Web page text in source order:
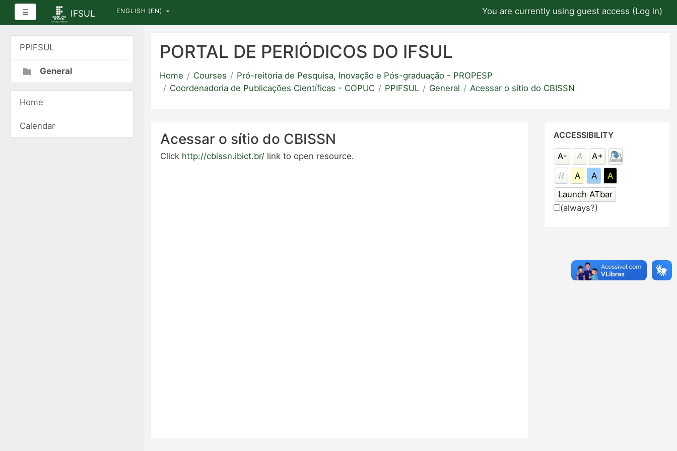
main
☰ Side panel IFSUL You are currently using guest access (Log in)
ENGLISH ‎(EN)‎
PORTAL DE PERIÓDICOS DO IFSUL
Home Courses
Pró-reitoria de Pesquisa, Inovação e Pós-graduação - PROPESP
Coordenadoria de Publicações Científicas - COPUC
PPIFSUL General Acessar o sítio do CBISSN
Acessar o sítio do CBISSN
Click http://cbissn.ibict.br/link to open resource.
Accessibility
ACCESSIBILITY
A- A
A+
R
A A A
(always?)
PPIFSUL
General
Home
Calendar